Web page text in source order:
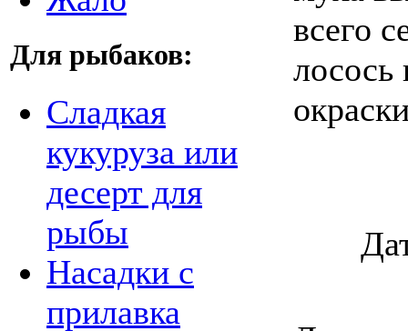
Для рыбаков:
Сладкая
кукуруза или
десерт для
рыбы
Насадки с
прилавка
всего
лосось